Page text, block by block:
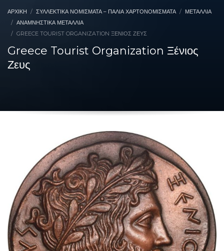
ΑΡΧΙΚΉ ΣΥΛΛΕΚΤΙΚΆ ΝΟΜΊΣΜΑΤΑ – ΠΑΛΙΆ ΧΑΡΤΟΝΟΜΊΣΜΑΤΑ
ΜΕΤΑΛΛΙΑ
ΑΝΑΜΝΗΣΤΙΚΆ ΜΕΤΆΛΛΙΑ
GREECE TOURIST ORGANIZATION ΞΈΝΙΟΣ ΖΕΥΣ
Greece Tourist Organization Ξένιος
Ζευς